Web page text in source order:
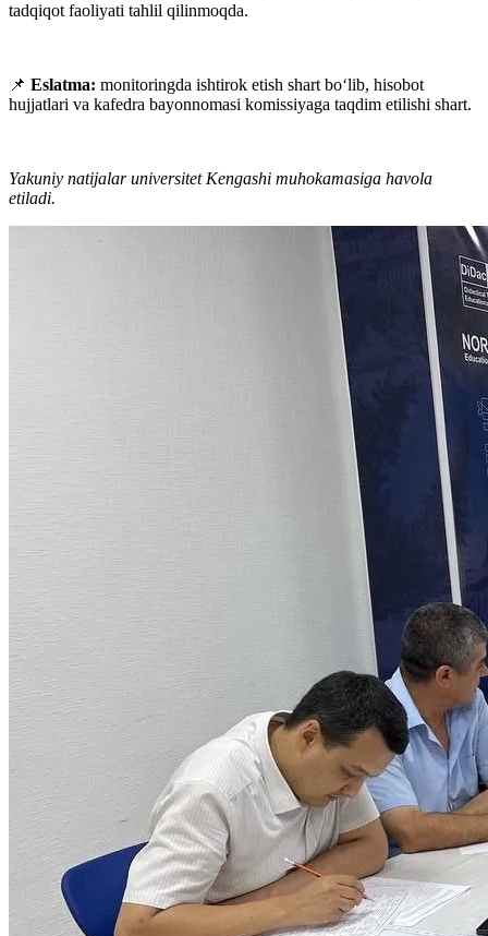
tadqiqot faoliyati tahlil qilinmoqda.
📌 Eslatma: monitoringda ishtirok etish shart bo‘lib, hisobot
hujjatlari va kafedra bayonnomasi komissiyaga taqdim etilishi shart.
Yakuniy natijalar universitet Kengashi muhokamasiga havola
etiladi.